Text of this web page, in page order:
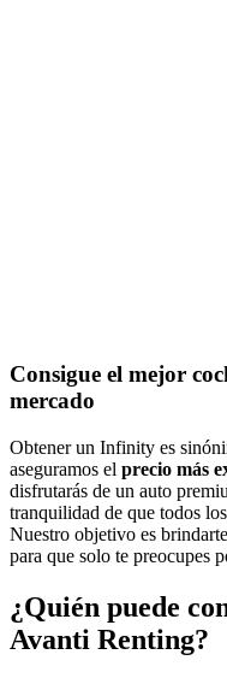
Consigue el mejor
mercado
Obtener un Infinity es
aseguramos el precio más
disfrutarás de un auto
tranquilidad de que todos
Nuestro objetivo es
para que solo te preocupes
¿Quién puede
Avanti Renting?